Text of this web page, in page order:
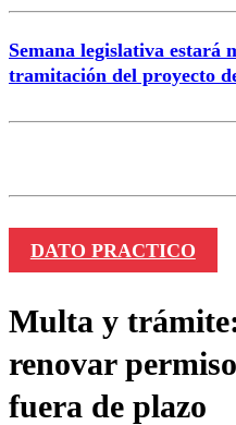
Semana legislativa estará
tramitación del proyecto
DATO PRACTICO
Multa y
renovar
fuera de plazo